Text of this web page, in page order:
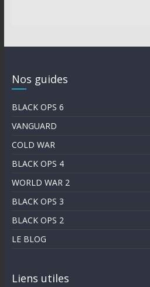
Nos guides
BLACK OPS 6
VANGUARD
COLD WAR
BLACK OPS 4
WORLD WAR 2
BLACK OPS 3
BLACK OPS 2
LE BLOG
Liens utiles